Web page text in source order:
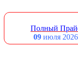
Полный
09 июля 2026